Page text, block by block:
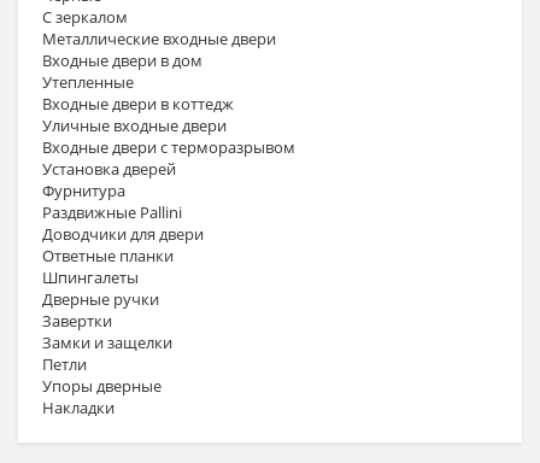
С зеркалом
Металлические входные двери
Входные двери в дом
Утепленные
Входные двери в коттедж
Уличные входные двери
Входные двери с терморазрывом
Установка дверей
Фурнитура
Раздвижные Pallini
Доводчики для двери
Ответные планки
Шпингалеты
Дверные ручки
Завертки
Замки и защелки
Петли
Упоры дверные
Накладки